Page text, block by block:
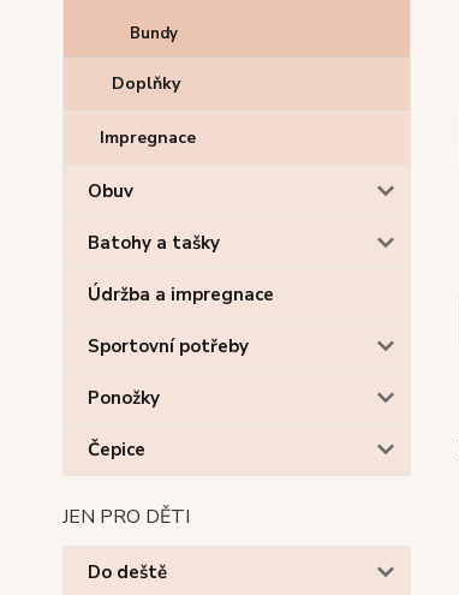
Bundy
Doplňky
Impregnace
Obuv
Batohy a tašky
Údržba a impregnace
Sportovní potřeby
Ponožky
Čepice
JEN PRO DĚTI
Do deště